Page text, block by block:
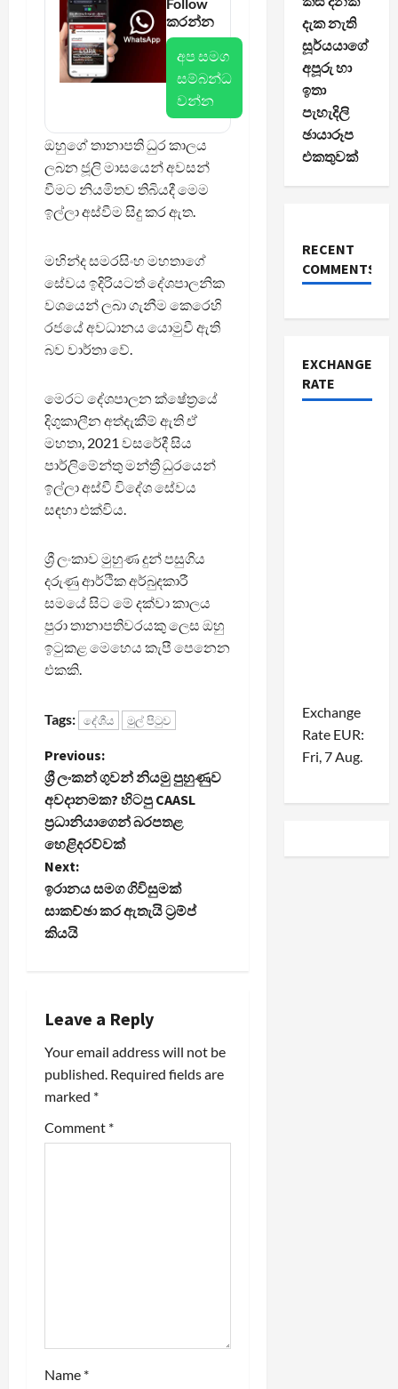
කරන්න
අප සමග
සම්බන්ධ
වන්න
ඔහුගේ තානාපති ධුර කාලය
ලබන ජූලි මාසයෙන් අවසන්
වීමට නියමිතව තිබියදී මෙම
ඉල්ලා අස්වීම සිදු කර ඇත.
මහින්ද සමරසිංහ මහතාගේ
සේවය ඉදිරියටත් දේශපාලනික
වශයෙන් ලබා ගැනීම කෙරෙහි
රජයේ අවධානය යොමුවී ඇති
බව වාර්තා වේ.
මෙරට දේශපාලන ක්ෂේත්‍රයේ
දිගුකාලීන අත්දැකීම් ඇති ඒ
මහතා, 2021 වසරේදී සිය
පාර්ලිමේන්තු මන්ත්‍රී ධුරයෙන්
ඉල්ලා අස්වී විදේශ සේවය
සඳහා එක්විය.
ශ්‍රී ලංකාව මුහුණ දුන් පසුගිය
දරුණු ආර්ථික අර්බුදකාරී
සමයේ සිට මේ දක්වා කාලය
පුරා තානාපතිවරයකු ලෙස ඔහු
ඉටුකළ මෙහෙය කැපී පෙනෙන
එකකි.
Tags: දේශීය මුල් පිටුව
P
o
s
t
n
a
i
g
a
t
Previous:
ශ්‍රී ලංකන් ගුවන් නියමු පුහුණුව
අවදානමක? හිටපු CAASL
ප්‍රධානියාගෙන් බරපතළ
හෙළිදරව්වක්
Next:
ඉරානය සමග ගිවිසුමක්
සාකච්ඡා කර ඇතැයි ට්‍රම්ප්
කියයි
Leave a Reply
Your email address will not be
published. Required fields are
marked *
Comment *
Name *
දැක නැති
සූර්යයාගේ
අපූරු හා
ඉතා
පැහැදිලි
ඡායාරූප
එකතුවක්
RECENT
COMMENTS
EXCHANGE
RATE
Exchange
Rate EUR:
Fri, 7 Aug.